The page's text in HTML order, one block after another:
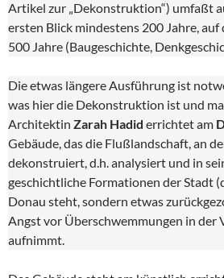
Artikel zur „Dekonstruktion“) umfaßt
ersten Blick mindestens 200 Jahre, auf
500 Jahre (Baugeschichte,
Die etwas längere Ausführung ist
was hier die Dekonstruktion ist und
Architektin Zarah Hadid errichtet am
Gebäude, das die Flußlandschaft, an
dekonstruiert, d.h. analysiert und in
geschichtliche Formationen der Stadt
Donau steht, sondern etwas
Angst vor Überschwemmungen in der
aufnimmt.